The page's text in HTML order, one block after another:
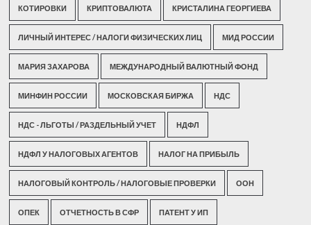
КОТИРОВКИ КРИПТОВАЛЮТА КРИСТАЛИНА ГЕОРГИЕВА
ЛИЧНЫЙ ИНТЕРЕС / НАЛОГИ ФИЗИЧЕСКИХ ЛИЦ МИД РОССИИ
МАРИЯ ЗАХАРОВА МЕЖДУНАРОДНЫЙ ВАЛЮТНЫЙ ФОНД
МИНФИН РОССИИ МОСКОВСКАЯ БИРЖА НДС
НДС - ЛЬГОТЫ / РАЗДЕЛЬНЫЙ УЧЕТ НДФЛ
НДФЛ У НАЛОГОВЫХ АГЕНТОВ НАЛОГ НА ПРИБЫЛЬ
НАЛОГОВЫЙ КОНТРОЛЬ / НАЛОГОВЫЕ ПРОВЕРКИ ООН
ОПЕК ОТЧЕТНОСТЬ В СФР ПАТЕНТ У ИП